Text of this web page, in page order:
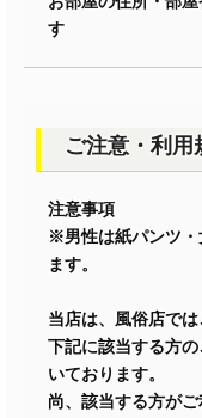
す
ご注意・利用
注意事項
※男性は紙パンツ・
ます。
当店は、風俗店では
下記に該当する方
いております。
尚、該当する方が